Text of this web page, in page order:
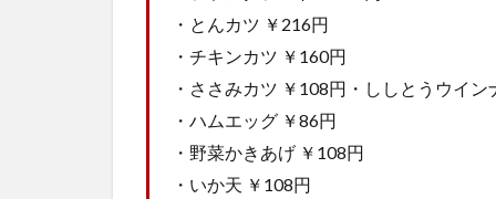
・とんカツ ￥216円
・チキンカツ ￥160円
・ささみカツ ￥108円・ししとうウイン
・ハムエッグ ￥86円
・野菜かきあげ ￥108円
・いか天 ￥108円